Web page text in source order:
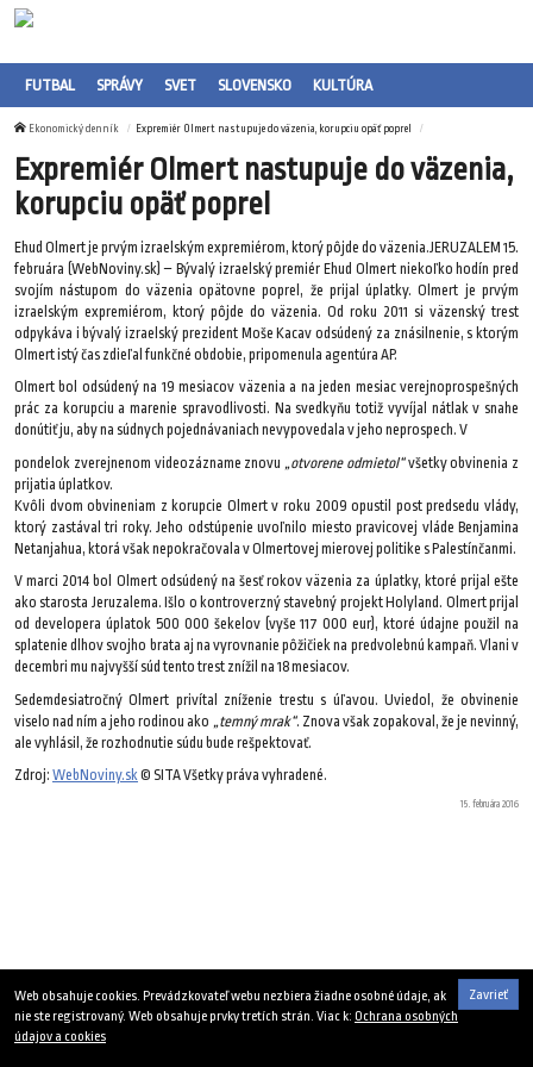
FUTBAL SPRÁVY SVET SLOVENSKO KULTÚRA
Ekonomický denník Expremiér Olmert nastupuje do väzenia, korupciu opäť poprel
Expremiér Olmert nastupuje do väzenia,
korupciu opäť poprel
Ehud Olmert je prvým izraelským expremiérom, ktorý pôjde do väzenia.JERUZALEM 15.
februára (WebNoviny.sk) – Bývalý izraelský premiér Ehud Olmert niekoľko hodín pred
svojím nástupom do väzenia opätovne poprel, že prijal úplatky. Olmert je prvým
izraelským expremiérom, ktorý pôjde do väzenia. Od roku 2011 si väzenský trest
odpykáva i bývalý izraelský prezident Moše Kacav odsúdený za znásilnenie, s ktorým
Olmert istý čas zdieľal funkčné obdobie, pripomenula agentúra AP.
Olmert bol odsúdený na 19 mesiacov väzenia a na jeden mesiac verejnoprospešných
prác za korupciu a marenie spravodlivosti. Na svedkyňu totiž vyvíjal nátlak v snahe
donútiť ju, aby na súdnych pojednávaniach nevypovedala v jeho neprospech. V
pondelok zverejnenom videozázname znovu „otvorene odmietol“všetky obvinenia z
prijatia úplatkov.
Kvôli dvom obvineniam z korupcie Olmert v roku 2009 opustil post predsedu vlády,
ktorý zastával tri roky. Jeho odstúpenie uvoľnilo miesto pravicovej vláde Benjamina
Netanjahua, ktorá však nepokračovala v Olmertovej mierovej politike s Palestínčanmi.
V marci 2014 bol Olmert odsúdený na šesť rokov väzenia za úplatky, ktoré prijal ešte
ako starosta Jeruzalema. Išlo o kontroverzný stavebný projekt Holyland. Olmert prijal
od developera úplatok 500 000 šekelov (vyše 117 000 eur), ktoré údajne použil na
splatenie dlhov svojho brata aj na vyrovnanie pôžičiek na predvolebnú kampaň. Vlani v
decembri mu najvyšší súd tento trest znížil na 18 mesiacov.
Sedemdesiatročný Olmert privítal zníženie trestu s úľavou. Uviedol, že obvinenie
viselo nad ním a jeho rodinou ako „temný mrak“. Znova však zopakoval, že je nevinný,
ale vyhlásil, že rozhodnutie súdu bude rešpektovať.
Zdroj: WebNoviny.sk© SITA Všetky práva vyhradené.
15. februára 2016
Zavrieť
Web obsahuje cookies. Prevádzkovateľ webu nezbiera žiadne osobné údaje, ak
nie ste registrovaný. Web obsahuje prvky tretích strán. Viac k: Ochrana osobných
údajov a cookies